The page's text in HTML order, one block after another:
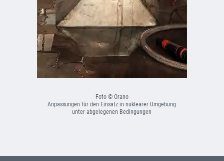
Foto © Orano
Anpassungen für den Einsatz in nuklearer Umgebung
unter abgelegenen Bedingungen